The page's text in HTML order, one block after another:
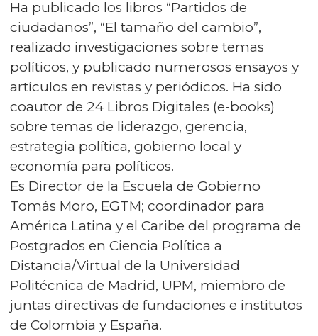
Ha publicado los libros “Partidos de
ciudadanos”, “El tamaño del cambio”,
realizado investigaciones sobre temas
políticos, y publicado numerosos ensayos y
artículos en revistas y periódicos. Ha sido
coautor de 24 Libros Digitales (e-books)
sobre temas de liderazgo, gerencia,
estrategia política, gobierno local y
economía para políticos.
Es Director de la Escuela de Gobierno
Tomás Moro, EGTM; coordinador para
América Latina y el Caribe del programa de
Postgrados en Ciencia Política a
Distancia/Virtual de la Universidad
Politécnica de Madrid, UPM, miembro de
juntas directivas de fundaciones e institutos
de Colombia y España.